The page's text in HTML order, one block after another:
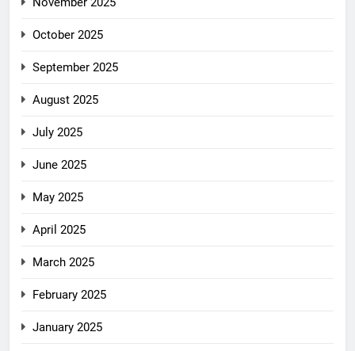
October 2025
September 2025
August 2025
July 2025
June 2025
May 2025
April 2025
March 2025
February 2025
January 2025